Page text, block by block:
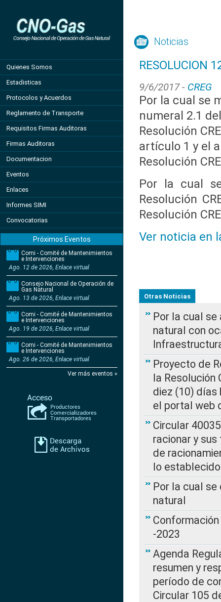
Quienes Somos
Estadisticas
Protocolos y Acuerdos
Reglamento de Transporte
Requisitos Firmas Auditoras
Firmas Auditoras
Documentacion
Eventos
Enlaces
Informes SIMI
Convocatorias
Próximos Eventos
Comi - Comité de Mantenimientos
e Intervenciones
Ago. 12 de 2026, Enlace virtual
Consejo Nacional de Operación de
Gas Natural
Ago. 13 de 2026, Enlace virtual
Comi - Comité de Mantenimientos
e Intervenciones
Ago. 19 de 2026, Enlace virtual
Comi - Comité de Mantenimientos
e Intervenciones
Ago. 26 de 2026, Enlace virtual
Ver más eventos »
Noticias
RESOLUCION
9/6/2017 - CREG
Por la cual se
numeral 2.1
Resolución
artículo 1 y el
Resolución
Por la cual
Resolución
Resolución
Ver noticia en
Otras Noticias
Por la cual
natural con
Proyecto de
la Resolución
diez (10) días
el portal web
Circular
racionar y
de
lo
Por la cual
natural
-2023
Agenda
resumen y
período de
Circular 105